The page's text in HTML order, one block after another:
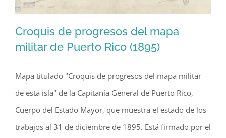
Croquis de progresos del mapa militar
de Puerto Rico (1895)
Croquis de progresos del mapa
militar de Puerto Rico (1895)
Mapa titulado "Croquis de progresos del mapa militar
de esta isla" de la Capitanía General de Puerto Rico,
Cuerpo del Estado Mayor, que muestra el estado de los
trabajos al 31 de diciembre de 1895. Está firmado por el